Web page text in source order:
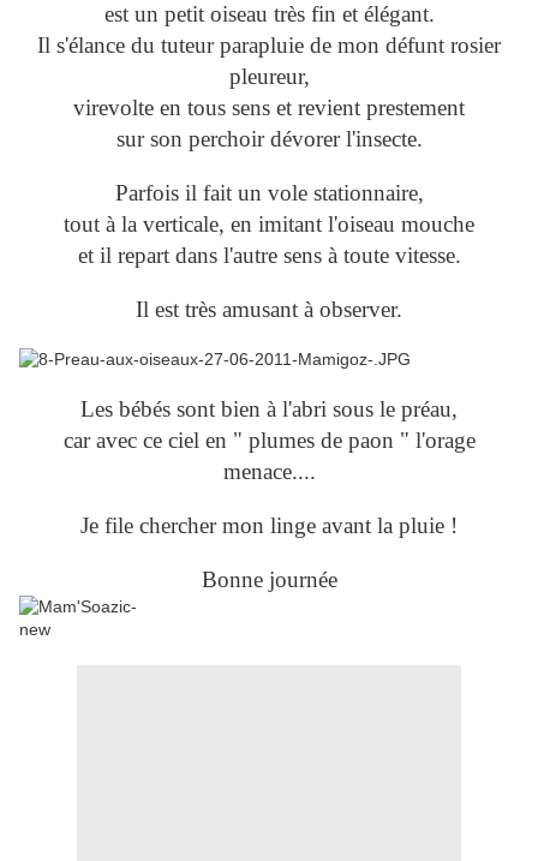
est un petit oiseau très fin et élégant.
Il s'élance du tuteur parapluie de mon défunt rosier
pleureur,
virevolte en tous sens et revient prestement
sur son perchoir dévorer l'insecte.
Parfois il fait un vole stationnaire,
tout à la verticale, en imitant l'oiseau mouche
et il repart dans l'autre sens à toute vitesse.
Il est très amusant à observer.
Les bébés sont bien à l'abri sous le préau,
car avec ce ciel en " plumes de paon " l'orage
menace....
Je file chercher mon linge avant la pluie !
Bonne journée